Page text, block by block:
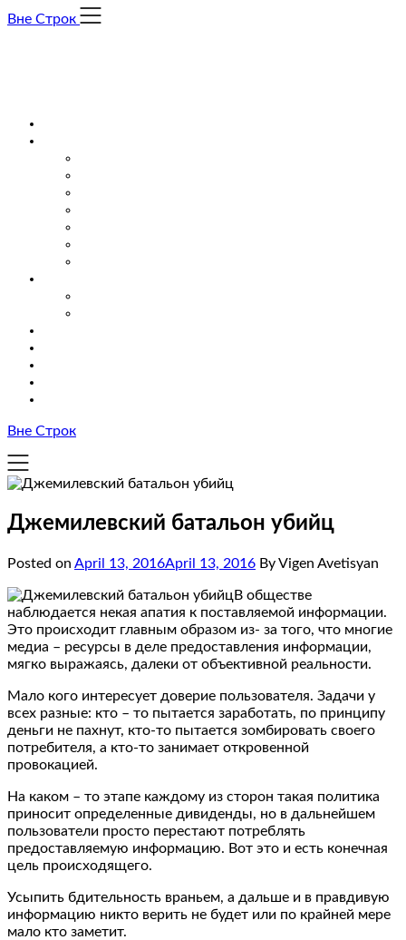
Skip
Вне Строк
Вне Строк
Джемилевский батальон убийц
Posted on April 13, 2016April 13, 2016 By Vigen Avetisyan
В обществе
наблюдается некая апатия к поставляемой информации.
Это происходит главным образом из- за того, что многие
медиа – ресурсы в деле предоставления информации,
мягко выражаясь, далеки от объективной реальности.
Мало кого интересует доверие пользователя. Задачи у
всех разные: кто – то пытается заработать, по принципу
деньги не пахнут, кто-то пытается зомбировать своего
потребителя, а кто-то занимает откровенной
провокацией.
На каком – то этапе каждому из сторон такая политика
приносит определенные дивиденды, но в дальнейшем
пользователи просто перестают потреблять
предоставляемую информацию. Вот это и есть конечная
цель происходящего.
Усыпить бдительность враньем, а дальше и в правдивую
информацию никто верить не будет или по крайней мере
мало кто заметит.